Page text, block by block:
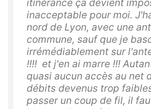
itinérance ça devient
inacceptable pour moi.
nord de Lyon, avec une
commune, sauf que je
irrémédiablement sur
!!!! et j'en ai marre !!!
quasi aucun accès au net
débits devenus trop
passer un coup de fil, il